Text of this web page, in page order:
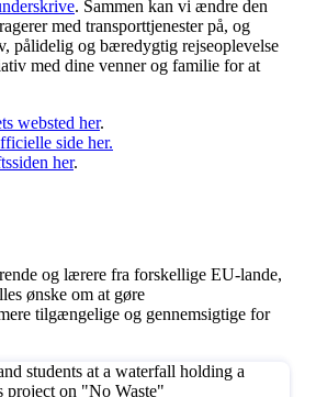
. Sammen kan vi ændre den
med transporttjenester på, og
pålidelig og bæredygtig rejseoplevelse
med dine venner og familie for at
websted her.
side her.
her.
og lærere fra forskellige EU-lande,
ønske om at gøre
tilgængelige og gennemsigtige for